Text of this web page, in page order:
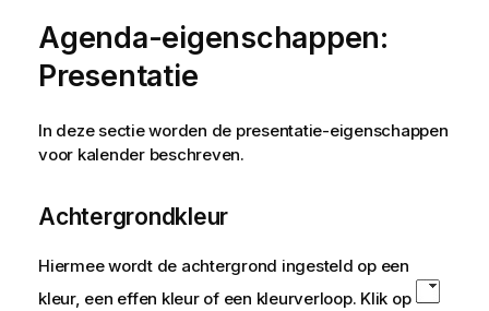
Agenda-eigenschappen:
Presentatie
In deze sectie worden de presentatie-eigenschappen
voor kalender beschreven.
Achtergrondkleur
Hiermee wordt de achtergrond ingesteld op een
kleur, een effen kleur of een kleurverloop. Klik op